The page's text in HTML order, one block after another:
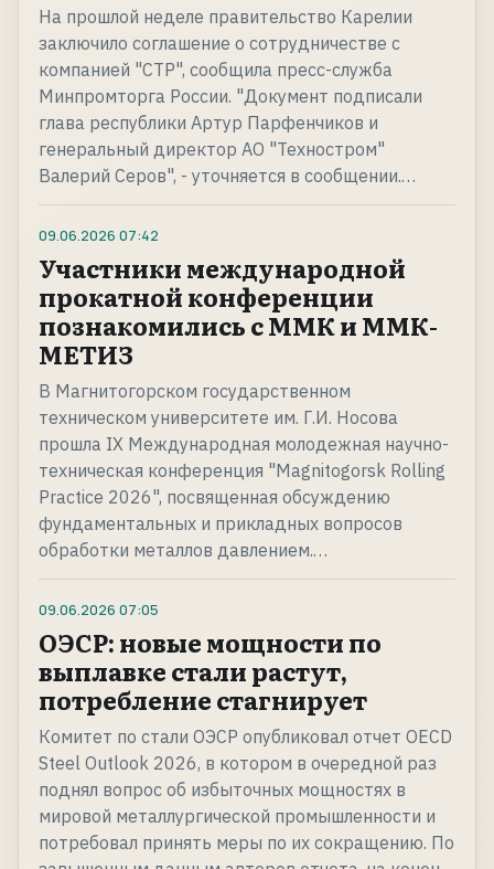
На прошлой неделе правительство Карелии
заключило соглашение о сотрудничестве с
компанией "СТР", сообщила пресс-служба
Минпромторга России. "Документ подписали
глава республики Артур Парфенчиков и
генеральный директор АО "Техностром"
Валерий Серов", - уточняется в сообщении.…
09.06.2026 07:42
Участники международной
прокатной конференции
познакомились с ММК и ММК-
МЕТИЗ
В Магнитогорском государственном
техническом университете им. Г.И. Носова
прошла IX Международная молодежная научно-
техническая конференция "Magnitogorsk Rolling
Practice 2026", посвященная обсуждению
фундаментальных и прикладных вопросов
обработки металлов давлением.…
09.06.2026 07:05
ОЭСР: новые мощности по
выплавке стали растут,
потребление стагнирует
Комитет по стали ОЭСР опубликовал отчет OECD
Steel Outlook 2026, в котором в очередной раз
поднял вопрос об избыточных мощностях в
мировой металлургической промышленности и
потребовал принять меры по их сокращению. По